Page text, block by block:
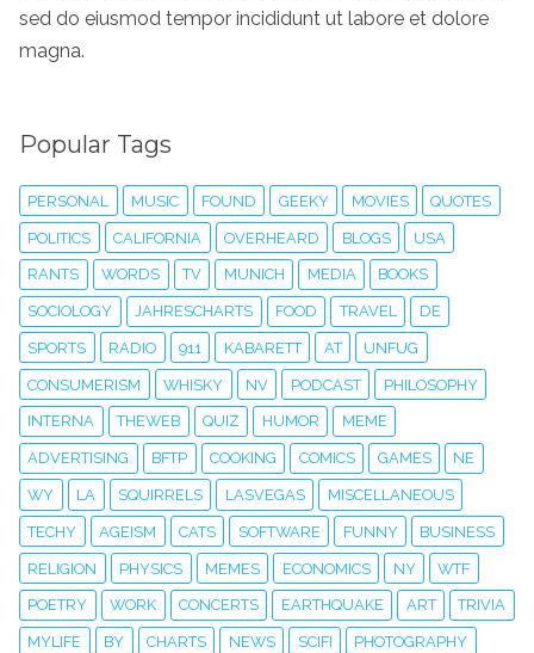
sed do eiusmod tempor incididunt ut labore et dolore
magna.
Popular Tags
PERSONAL MUSIC FOUND GEEKY MOVIES QUOTES
POLITICS CALIFORNIA OVERHEARD BLOGS USA
RANTS WORDS TV MUNICH MEDIA BOOKS
SOCIOLOGY JAHRESCHARTS FOOD TRAVEL DE
SPORTS RADIO 911 KABARETT AT UNFUG
CONSUMERISM WHISKY NV PODCAST PHILOSOPHY
INTERNA THEWEB QUIZ HUMOR MEME
ADVERTISING BFTP COOKING COMICS GAMES NE
WY LA SQUIRRELS LASVEGAS MISCELLANEOUS
TECHY AGEISM CATS SOFTWARE FUNNY BUSINESS
RELIGION PHYSICS MEMES ECONOMICS NY WTF
POETRY WORK CONCERTS EARTHQUAKE ART TRIVIA
MYLIFE BY CHARTS NEWS SCIFI PHOTOGRAPHY